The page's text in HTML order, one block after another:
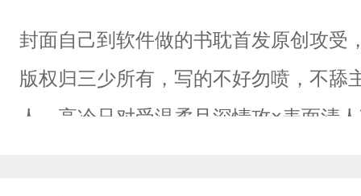
封面自己到软件做的书耽首发原创攻受
版权归三少所有，写的不好勿喷，不舔
人。高冷只对受温柔且深情攻×表面清